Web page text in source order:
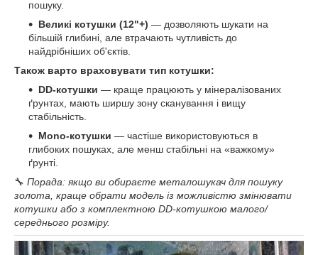
пошуку.
Великі котушки (12"+) — дозволяють шукати на
більшій глибині, але втрачають чутливість до
найдрібніших об'єктів.
Також варто враховувати тип котушки:
DD-котушки — краще працюють у мінералізованих
ґрунтах, мають ширшу зону сканування і вищу
стабільність.
Mono-котушки — частіше використовуються в
глибоких пошуках, але менш стабільні на «важкому»
ґрунті.
🔧 Порада: якщо ви обираєте металошукач для пошуку
золота, краще обрати модель із можливістю змінювати
котушки або з комплектною DD-котушкою малого/
середнього розміру.